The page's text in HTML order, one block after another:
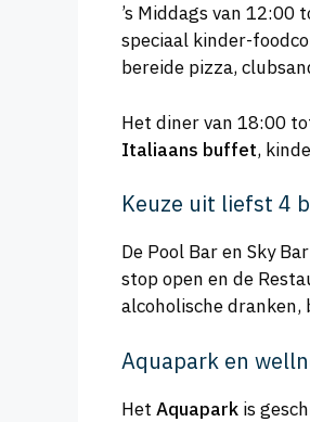
’s Middags van
speciaal kinder-
bereide pizza,
Het diner van 18:00
Italiaans buffet,
Keuze uit liefst 4
De Pool Bar en Sky
stop open en de
alcoholische dranken,
Aquapark en
Het Aquapark is